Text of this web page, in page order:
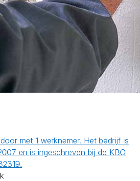
met 1 werknemer. Het bedrijf is
en is ingeschreven bij de KBO